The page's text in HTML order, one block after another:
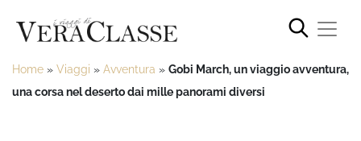
Home » Viaggi » Avventura » Gobi March, un viaggio avventura,
una corsa nel deserto dai mille panorami diversi